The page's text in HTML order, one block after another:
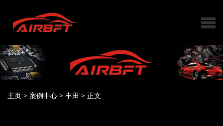
主页 > 案例中心 > 丰田 > 正文